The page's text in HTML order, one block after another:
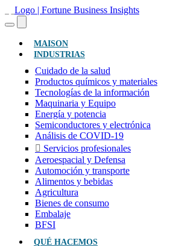
MAISON(ACTUAL)
INDUSTRIAS
Cuidado de la salud
Productos químicos y materiales
Tecnologías de la información
Maquinaria y Equipo
Energía y potencia
Semiconductores y electrónica
Análisis de COVID-19
Servicios profesionales
Aeroespacial y Defensa
Automoción y transporte
Alimentos y bebidas
Agricultura
Bienes de consumo
Embalaje
BFSI
QUÉ HACEMOS